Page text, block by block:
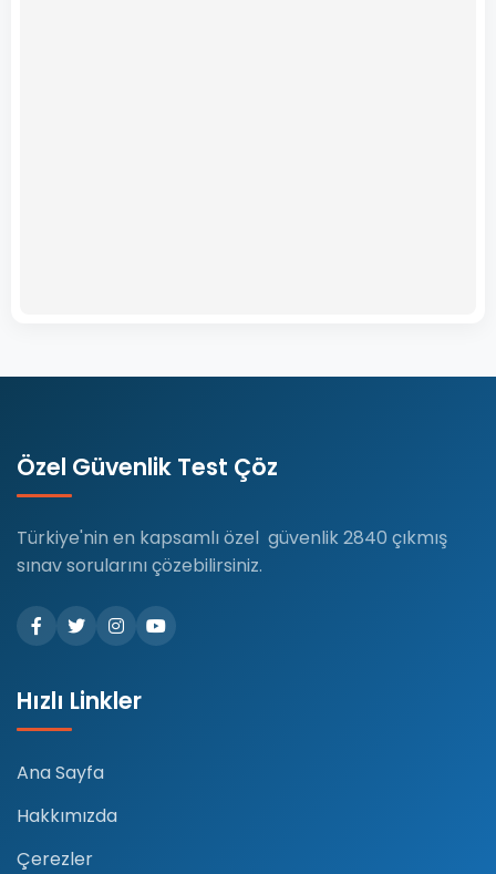
Özel Güvenlik Test Çöz
Türkiye'nin en kapsamlı özel güvenlik 2840 çıkmış
sınav sorularını çözebilirsiniz.
Hızlı Linkler
Ana Sayfa
Hakkımızda
Çerezler